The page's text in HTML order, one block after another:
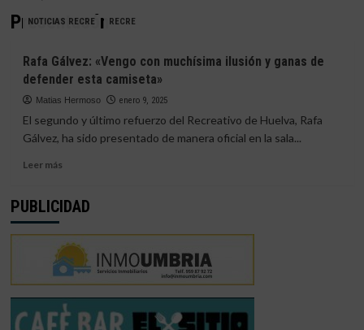
Presentacón
NOTICIAS RECRE RECRE
Rafa Gálvez: «Vengo con muchísima ilusión y ganas de
defender esta camiseta»
Matias Hermoso enero 9, 2025
El segundo y último refuerzo del Recreativo de Huelva, Rafa
Gálvez, ha sido presentado de manera oficial en la sala...
Leer másLeer
Rafa
«Vengo
con
muchísima
ilusión
y
ganas
PUBLICIDAD